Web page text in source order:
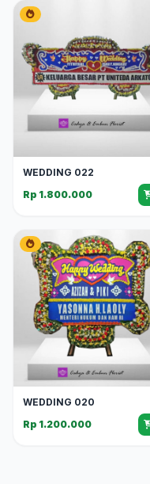
WEDDING 022
Rp 1.800.000
WEDDING 020
Rp 1.200.000